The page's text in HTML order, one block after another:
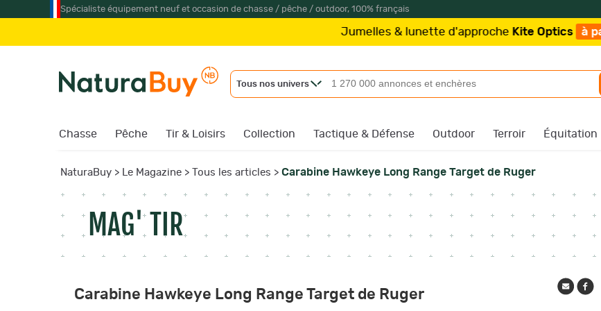
Spécialiste équipement neuf et occasion de chasse / pêche / outdoor, 100% français
Jumelles & lunette d'approcheKite Optics à partir de 219€ /
Tous nos univers
Chasse Pêche Tir & Loisirs Collection Tactique & Défense Outdoor Terroir Équitation
NaturaBuy > Le Magazine > Tous les articles > Carabine Hawkeye Long Range Target de Ruger
MAG' TIR
Carabine Hawkeye Long Range Target de Ruger